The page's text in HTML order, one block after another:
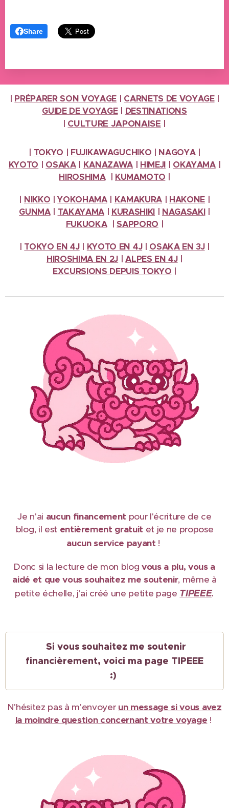
Share
PRÉPARER SON VOYAGE CARNETS DE VOYAGE|
GUIDE DE VOYAGE| DESTINATIONS
CULTURE JAPONAISE |
TOKYO FUJIKAWAGUCHIKO NAGOYA|
KYOTO
OSAKA| KANAZAWA HIMEJI OKAYAMA|
HIROSHIMA| KUMAMOTO
NIKKO |YOKOHAMA| KAMAKURA HAKONE
GUNMA| TAKAYAMA| KURASHIKI NAGASAKI|
FUKUOKA|SAPPORO
TOKYO EN 4J KYOTO EN 4J OSAKA EN 3J
HIROSHIMA EN 2J
|ALPES EN 4J
EXCURSIONS DEPUIS TOKYO
Je n'ai aucun financement pour l'écriture de ce
blog, il est entièrement gratuit et je ne propose
aucun service payant !
Donc si la lecture de mon blogvous a plu, vous a
aidé et que vous souhaitez me soutenir, même à
petite échelle, j'ai créé une petite page TIPEEE.
Si vous souhaitez me soutenir
financièrement, voici ma page TIPEEE
:)
N'hésitez pas à m'envoyer un message si vous avez
la moindre question concernant votre voyage !